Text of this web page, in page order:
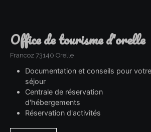
office de tourisme d'orelle
Francoz 73140 Orelle
Documentation et conseils pour votre
séjour
Centrale de réservation
d'hébergements
Réservation d'activités